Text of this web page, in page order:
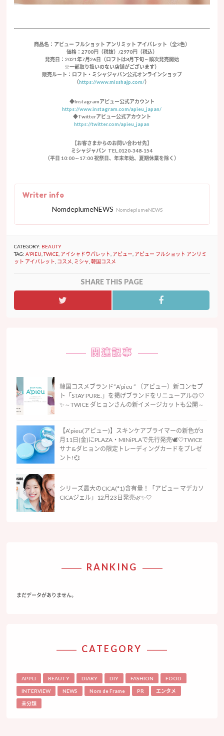
商品名：アピュー フルショット アンリミット アイパレット（全3色）
価格：2700円（税抜）/2970円（税込）
発売日：2021年7月26日（ロフトは8月下旬～順次発売開始
※一部取り扱いのない店舗がございます）
販売ルート：ロフト・ミシャジャパン公式オンラインショップ
（https://www.misshajp.com/）
◆Instagramアピュー公式アカウント
https://www.instagram.com/apieu_japan/
◆Twitterアピュー公式アカウント
https://twitter.com/apieu_japan
【お客さまからのお問い合わせ先】
ミシャジャパン TEL.0120-348-154
（平日 10:00～17:00 祝祭日、年末年始、夏期休業を除く）
Writer info
NomdeplumeNEWS NomdeplumeNEWS
CATEGORY: BEAUTY
TAG: A'PIEU ,TWICE アイシャドウパレット アピュー アピュー フルショット アンリミ
ット アイパレット コスメ ミシャ ,韓国コスメ
SHARE THIS PAGE
関連記事
韓国コスメブランド”A’pieu ” （アピュー）新コンセプ
ト「STAY PURE.」を掲げブランドをリニューアル😉🤍
✨～TWICE ダヒョンさんの新イメージカットも公開～
【A’pieu(アピュー)】スキンケアプライマーの新色が3
月11日(金)にPLAZA・MINiPLAで先行発売🕊🤍TWICE
サナ&ダヒョンの限定トレーディングカードをプレゼ
ント!💞
シリーズ最大のCICA(*1)含有量！「アピュー マデカソ
CICAジェル」12月23日発売🌿✨🤍
RANKING
まだデータがありません。
CATEGORY
APPLI BEAUTY DIARY DIY FASHION FOOD
INTERVIEW NEWS Nom de Frame PR エンタメ
未分類